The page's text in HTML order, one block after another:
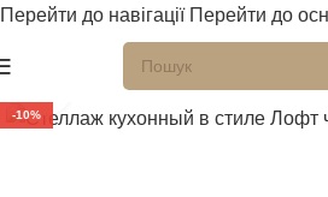
Перейти до навігації Перейти до
-10%
Натисніть, щоб збільшити